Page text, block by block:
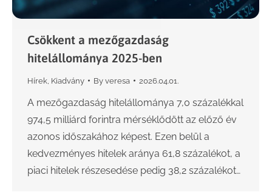
Csökkent a mezőgazdaság
hitelállománya 2025-ben
Hírek Kiadvány By veresa 2026.04.01.
A mezőgazdaság hitelállománya 7,0 százalékkal
974,5 milliárd forintra mérséklődött az előző év
azonos időszakához képest. Ezen belül a
kedvezményes hitelek aránya 61,8 százalékot, a
piaci hitelek részesedése pedig 38,2 százalékot…